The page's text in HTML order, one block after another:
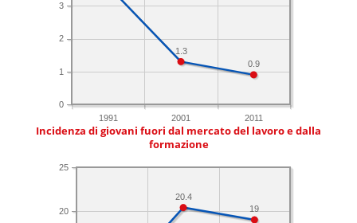
1991 2001 2011
0
1
2
3
0.9
1.3
Incidenza di giovani fuori dal mercato del lavoro e dalla
formazione
20
25
19
20.4